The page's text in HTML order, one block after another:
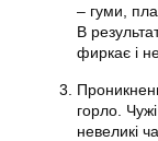
– гуми,
В
фиркає і
горло.
невеликі